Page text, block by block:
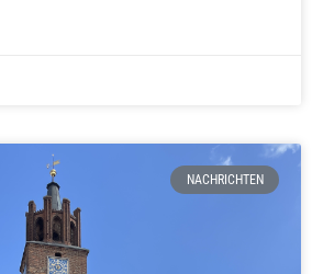
NACHRICHTEN